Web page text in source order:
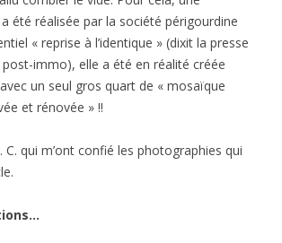
de suivre les liens qui mènent vers le
ressources textuelles et lexicales (CNRTL)
tirés de ce dictionnaire de
Mod., ARTS . Remise en état d’une œuvre
ancien, en essayant de respecter